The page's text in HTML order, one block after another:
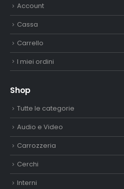
Account
Cassa
Carrello
I miei ordini
Shop
Tutte le categorie
Audio e Video
Carrozzeria
Cerchi
Interni